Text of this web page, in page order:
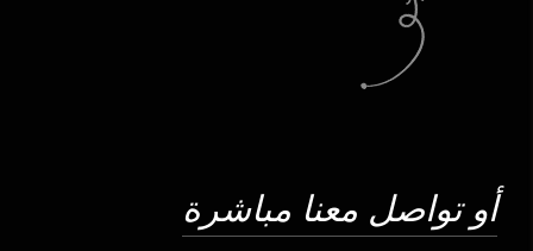
أو تواصل معنا مباشرة